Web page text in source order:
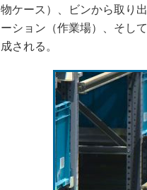
物ケース）、ビンから取り
ーション（作業場）、そし
成される。